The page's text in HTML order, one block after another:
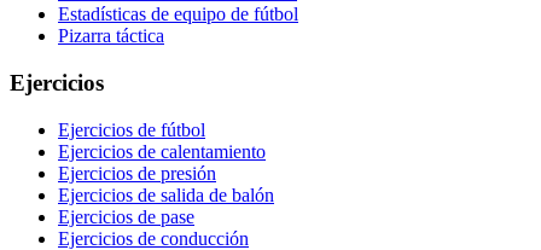
Estadísticas de equipo de fútbol
Pizarra táctica
Ejercicios
Ejercicios de fútbol
Ejercicios de calentamiento
Ejercicios de presión
Ejercicios de salida de balón
Ejercicios de pase
Ejercicios de conducción